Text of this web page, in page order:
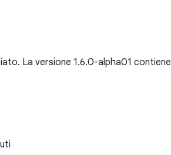
La versione 1.6.0-alpha01 contiene